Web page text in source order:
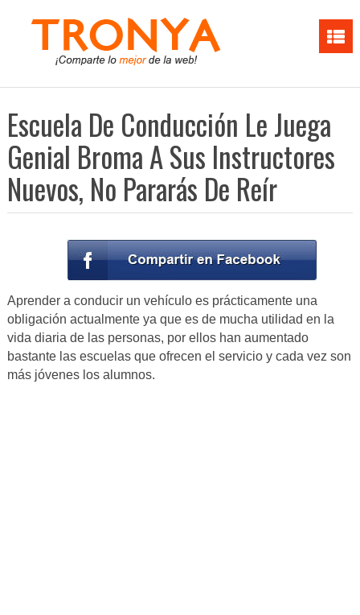
Escuela De Conducción Le Juega
Genial Broma A Sus Instructores
Nuevos, No Pararás De Reír
Aprender a conducir un vehículo es prácticamente una
obligación actualmente ya que es de mucha utilidad en la
vida diaria de las personas, por ellos han aumentado
bastante las escuelas que ofrecen el servicio y cada vez son
más jóvenes los alumnos.